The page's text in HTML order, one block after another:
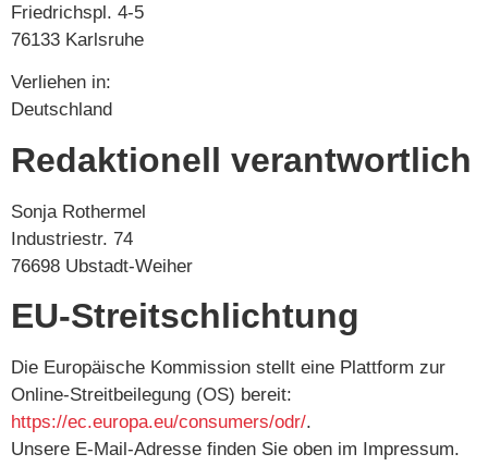
Friedrichspl. 4-5
76133 Karlsruhe
Verliehen in:
Deutschland
Redaktionell verantwortlich
Sonja Rothermel
Industriestr. 74
76698 Ubstadt-Weiher
EU-Streitschlichtung
Die Europäische Kommission stellt eine Plattform zur
Online-Streitbeilegung (OS) bereit:
https://ec.europa.eu/consumers/odr/.
Unsere E-Mail-Adresse finden Sie oben im Impressum.